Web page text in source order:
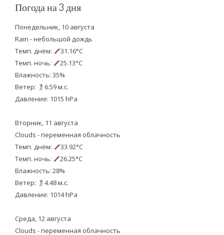
Погода на 3 дня
Понедельник, 10 августа
Rain - небольшой дождь
Темп. днём:
31.16°C
Темп. ночь:
25.13°C
Влажность: 35%
Ветер:
6.59 м.с.
Давление: 1015 hPa
Вторник, 11 августа
Clouds - переменная облачность
Темп. днём:
33.92°C
Темп. ночь:
26.25°C
Влажность: 28%
Ветер:
4.48 м.с.
Давление: 1014 hPa
Среда, 12 августа
Clouds - переменная облачность